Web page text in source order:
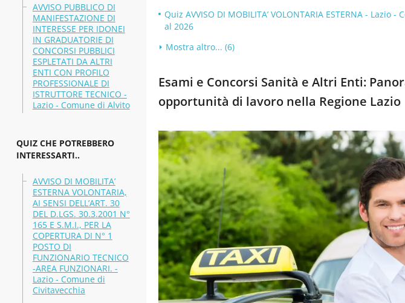
AVVISO PUBBLICO DI
MANIFESTAZIONE DI
INTERESSE PER IDONEI
IN GRADUATORIE DI
CONCORSI PUBBLICI
ESPLETATI DA ALTRI
ENTI CON PROFILO
PROFESSIONALE DI
ISTRUTTORE TECNICO -
Lazio - Comune di Alvito
QUIZ CHE POTREBBERO
INTERESSARTI..
AVVISO DI MOBILITA’
ESTERNA VOLONTARIA,
AI SENSI DELL’ART. 30
DEL D.LGS. 30.3.2001 N°
165 E S.M.I., PER LA
COPERTURA DI N° 1
POSTO DI
FUNZIONARIO TECNICO
-AREA FUNZIONARI. -
Lazio - Comune di
Civitavecchia
Quiz AVVISO DI MOBILITA’ VOLONTARIA ESTERNA -
al 2026
Mostra altro... (6)
Esami e Concorsi Sanità e Altri Enti:
opportunità di lavoro nella Regione Lazio